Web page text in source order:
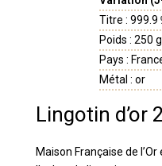
Titre :
Poids : 250 g
Pays :
Métal : or
Lingotin d’or
Maison Française de